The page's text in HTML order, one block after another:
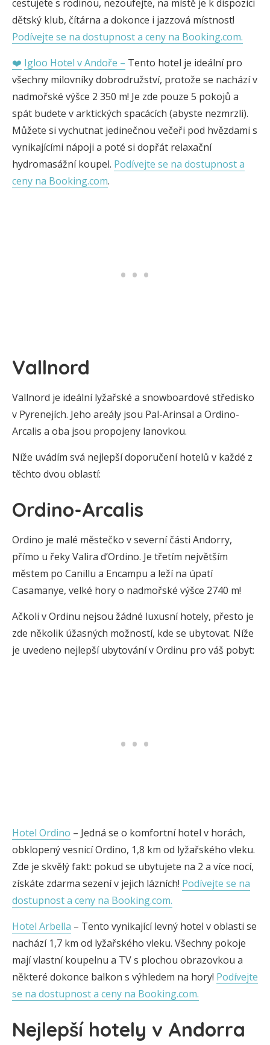
cestujete s rodinou, nezoufejte, na místě je k dispozici
dětský klub, čítárna a dokonce i jazzová místnost!
Podívejte se na dostupnost a ceny na Booking.com.
❤️ Igloo Hotel v Andoře – Tento hotel je ideální pro
všechny milovníky dobrodružství, protože se nachází v
nadmořské výšce 2 350 m! Je zde pouze 5 pokojů a
spát budete v arktických spacácích (abyste nezmrzli).
Můžete si vychutnat jedinečnou večeři pod hvězdami s
vynikajícími nápoji a poté si dopřát relaxační
hydromasážní koupel. Podívejte se na dostupnost a
ceny na Booking.com.
Vallnord
Vallnord je ideální lyžařské a snowboardové středisko
v Pyrenejích. Jeho areály jsou Pal-Arinsal a Ordino-
Arcalis a oba jsou propojeny lanovkou.
Níže uvádím svá nejlepší doporučení hotelů v každé z
těchto dvou oblastí:
Ordino-Arcalis
Ordino je malé městečko v severní části Andorry,
přímo u řeky Valira d’Ordino. Je třetím největším
městem po Canillu a Encampu a leží na úpatí
Casamanye, velké hory o nadmořské výšce 2740 m!
Ačkoli v Ordinu nejsou žádné luxusní hotely, přesto je
zde několik úžasných možností, kde se ubytovat. Níže
je uvedeno nejlepší ubytování v Ordinu pro váš pobyt:
Hotel Ordino – Jedná se o komfortní hotel v horách,
obklopený vesnicí Ordino, 1,8 km od lyžařského vleku.
Zde je skvělý fakt: pokud se ubytujete na 2 a více nocí,
získáte zdarma sezení v jejich lázních! Podívejte se na
dostupnost a ceny na Booking.com.
Hotel Arbella – Tento vynikající levný hotel v oblasti se
nachází 1,7 km od lyžařského vleku. Všechny pokoje
mají vlastní koupelnu a TV s plochou obrazovkou a
některé dokonce balkon s výhledem na hory! Podívejte
se na dostupnost a ceny na Booking.com.
Nejlepší hotely v Andorra